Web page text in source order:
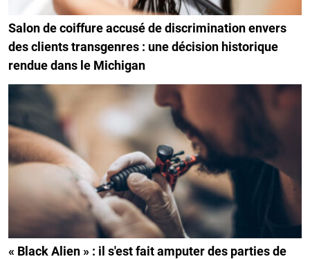
Salon de coiffure accusé de discrimination envers
des clients transgenres : une décision historique
rendue dans le Michigan
« Black Alien » : il s'est fait amputer des parties de